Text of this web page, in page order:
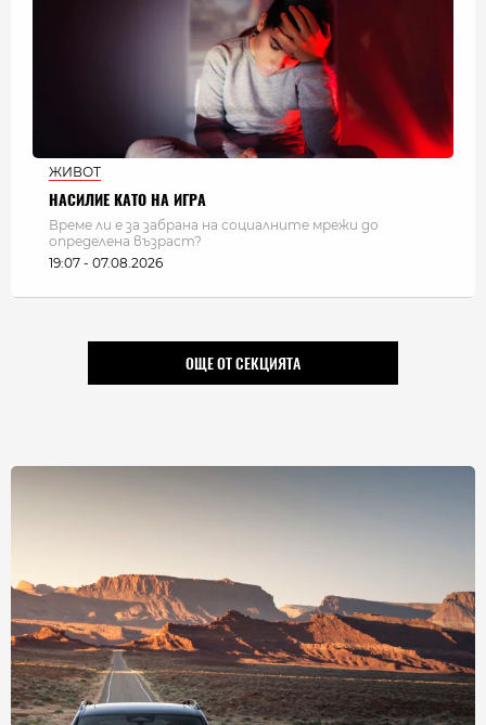
ЖИВОТ
НАСИЛИЕ КАТО НА ИГРА
Време ли е за забрана на социалните мрежи до
определена възраст?
19:07 - 07.08.2026
ОЩЕ ОТ СЕКЦИЯТА